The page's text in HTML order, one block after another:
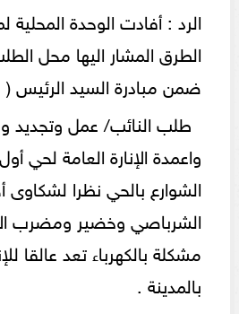
الرد : أفادت الوحدة
الطرق المشار اليها محل
ضمن مبادرة السيد الرئيس (
طلب النائب/ عمل وتجديد
واعمدة الإنارة العامة لحي
الشوارع بالحي نظرا
الشرباصي وخضير ومضرب
مشكلة بالكهرباء تعد عالقا
بالمدينة .